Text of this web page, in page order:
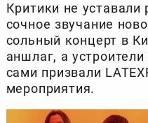
Критики не уставали
сочное звучание
сольный концерт в
аншлаг, а
сами призвали
мероприятия.